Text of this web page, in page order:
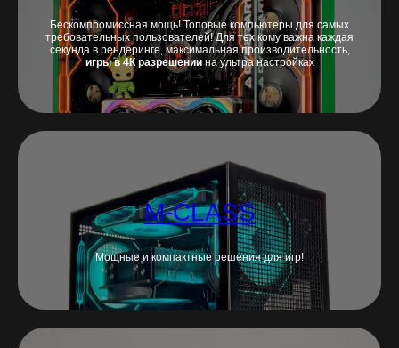
Бескомпромиссная мощь! Топовые компьютеры для самых
требовательных пользователей! Для тех кому важна каждая
секунда в рендеринге, максимальная производительность,
игры в 4К разрешении на ультра настройках
M-CLASS
Мощные и компактные решения для игр!